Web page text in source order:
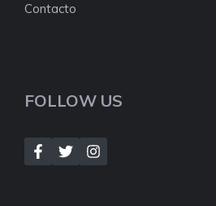
Contacto
FOLLOW US